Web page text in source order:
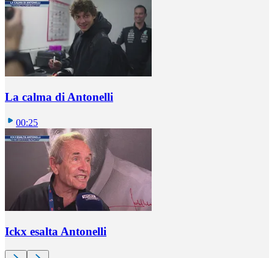
La calma di Antonelli
00:25
Ickx esalta Antonelli